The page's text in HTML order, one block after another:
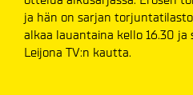
ja hän on sarjan
alkaa lauantaina kello 16.30 ja
Leijona TV:n kautta.